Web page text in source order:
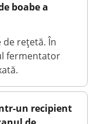
boabe a
de rețetă. În
fermentator
un recipient